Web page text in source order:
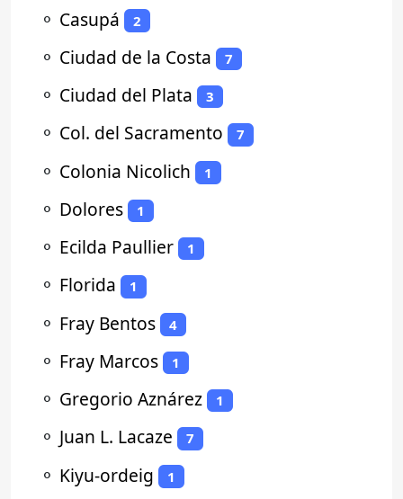
⚬ Casupá 2
⚬ Ciudad de la Costa 7
⚬ Ciudad del Plata 3
⚬ Col. del Sacramento 7
⚬ Colonia Nicolich 1
⚬ Dolores 1
⚬ Ecilda Paullier 1
⚬ Florida 1
⚬ Fray Bentos 4
⚬ Fray Marcos 1
⚬ Gregorio Aznárez 1
⚬ Juan L. Lacaze 7
⚬ Kiyu-ordeig 1